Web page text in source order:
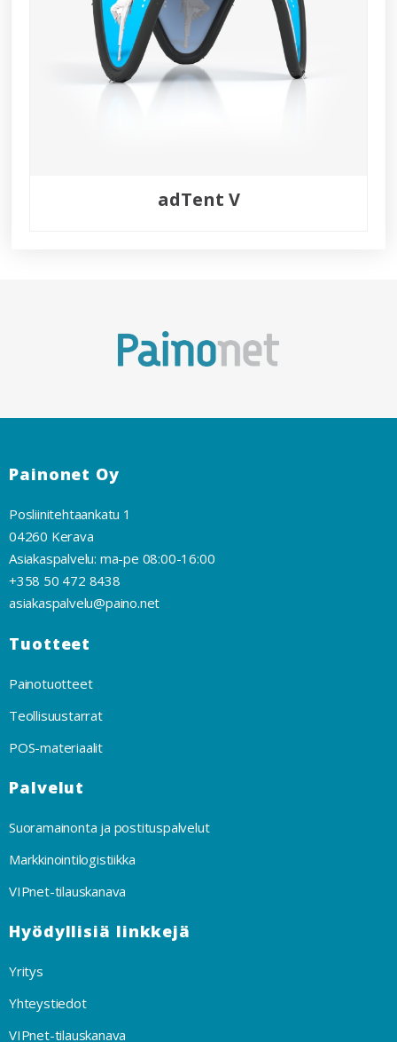
adTent V
Painonet Oy
Posliinitehtaankatu 1
04260 Kerava
Asiakaspalvelu: ma-pe 08:00-16:00
+358 50 472 8438
asiakaspalvelu@paino.net
Tuotteet
Painotuotteet
Teollisuustarrat
POS-materiaalit
Palvelut
Suoramainonta ja postituspalvelut
Markkinointilogistiikka
VIPnet-tilauskanava
Hyödyllisiä linkkejä
Yritys
Yhteystiedot
VIPnet-tilauskanava